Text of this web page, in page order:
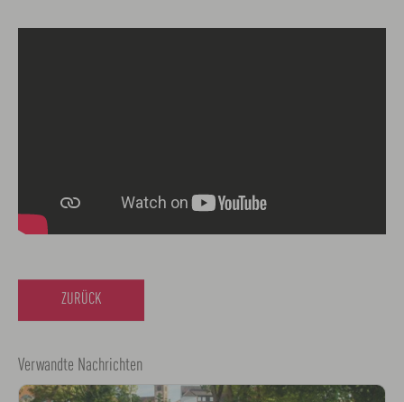
ZURÜCK
Verwandte Nachrichten